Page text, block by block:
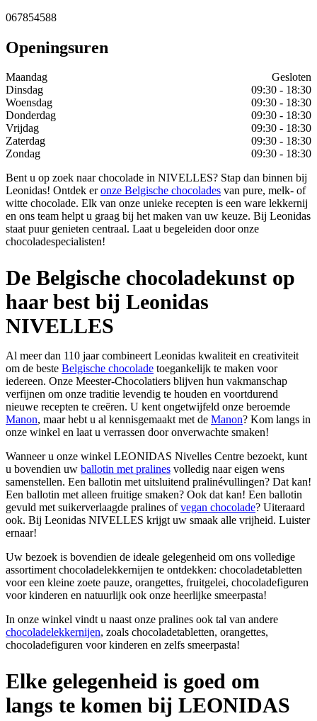
067854588
Openingsuren
Maandag
Gesloten
Dinsdag
09:30 - 18:30
Woensdag
09:30 - 18:30
Donderdag
09:30 - 18:30
Vrijdag
09:30 - 18:30
Zaterdag
09:30 - 18:30
Zondag
09:30 - 18:30
Bent u op zoek naar chocolade in NIVELLES? Stap dan binnen bij
Leonidas! Ontdek eronze Belgische chocolades van pure, melk- of
witte chocolade. Elk van onze unieke recepten is een ware lekkernij
en ons team helpt u graag bij het maken van uw keuze. Bij Leonidas
staat puur genieten centraal. Laat u begeleiden door onze
chocoladespecialisten!
De Belgische chocoladekunst op
haar best bij Leonidas
NIVELLES
Al meer dan 110 jaar combineert Leonidas kwaliteit en creativiteit
om de beste Belgische chocolade toegankelijk te maken voor
iedereen. Onze Meester-Chocolatiers blijven hun vakmanschap
verfijnen om onze traditie levendig te houden en voortdurend
nieuwe recepten te creëren. U kent ongetwijfeld onze beroemde
Manon, maar hebt u al kennisgemaakt met de Manon? Kom langs in
onze winkel en laat u verrassen door onverwachte smaken!
Wanneer u onze winkel LEONIDAS Nivelles Centre bezoekt, kunt
u bovendien uw ballotin met pralines volledig naar eigen wens
samenstellen. Een ballotin met uitsluitend pralinévullingen? Dat kan!
Een ballotin met alleen fruitige smaken? Ook dat kan! Een ballotin
gevuld met suikerverlaagde pralines ofvegan chocolade? Uiteraard
ook. Bij Leonidas NIVELLES krijgt uw smaak alle vrijheid. Luister
ernaar!
Uw bezoek is bovendien de ideale gelegenheid om ons volledige
assortiment chocoladelekkernijen te ontdekken: chocoladetabletten
voor een kleine zoete pauze, orangettes, fruitgelei, chocoladefiguren
voor kinderen en natuurlijk ook onze heerlijke smeerpasta!
In onze winkel vindt u naast onze pralines ook tal van andere
chocoladelekkernijen, zoals chocoladetabletten, orangettes,
chocoladefiguren voor kinderen en zelfs smeerpasta!
Elke gelegenheid is goed om
langs te komen bij LEONIDAS